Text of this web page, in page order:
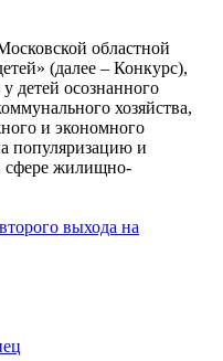
областной
(далее – Конкурс),
детей осознанного
хозяйства,
и экономного
популяризацию и
сфере жилищно-
выхода на